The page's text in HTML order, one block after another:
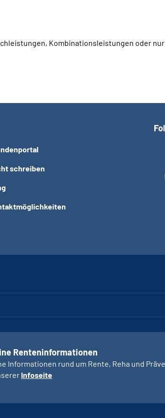
Kombinationsleistungen oder
schreiben
Renteninformationen
Informationen rund um Rente, Reha und
Infoseite